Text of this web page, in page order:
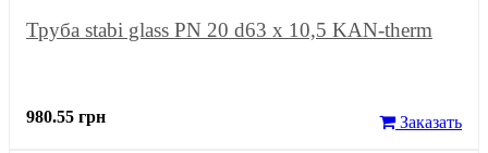
Труба stabi glass PN 20 d63 x 10,5 KAN-therm
980.55 грн Заказать